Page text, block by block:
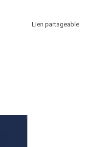
Lien partageable